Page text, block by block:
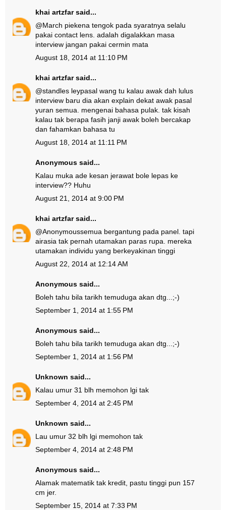
khai artzfarsaid...
@March piekena tengok pada syaratnya selalu
pakai contact lens. adalah digalakkan masa
interview jangan pakai cermin mata
August 18, 2014 at 11:10 PM
khai artzfarsaid...
@standles leypasal wang tu kalau awak dah lulus
interview baru dia akan explain dekat awak pasal
yuran semua. mengenai bahasa pulak. tak kisah
kalau tak berapa fasih janji awak boleh bercakap
dan fahamkan bahasa tu
August 18, 2014 at 11:11 PM
Anonymous said...
Kalau muka ade kesan jerawat bole lepas ke
interview?? Huhu
August 21, 2014 at 9:00 PM
khai artzfarsaid...
@Anonymoussemua bergantung pada panel. tapi
airasia tak pernah utamakan paras rupa. mereka
utamakan individu yang berkeyakinan tinggi
August 22, 2014 at 12:14 AM
Anonymous said...
Boleh tahu bila tarikh temuduga akan dtg...;-)
September 1, 2014 at 1:55 PM
Anonymous said...
Boleh tahu bila tarikh temuduga akan dtg...;-)
September 1, 2014 at 1:56 PM
Unknown said...
Kalau umur 31 blh memohon lgi tak
September 4, 2014 at 2:45 PM
Unknown said...
Lau umur 32 blh lgi memohon tak
September 4, 2014 at 2:48 PM
Anonymous said...
Alamak matematik tak kredit, pastu tinggi pun 157
cm jer.
September 15, 2014 at 7:33 PM